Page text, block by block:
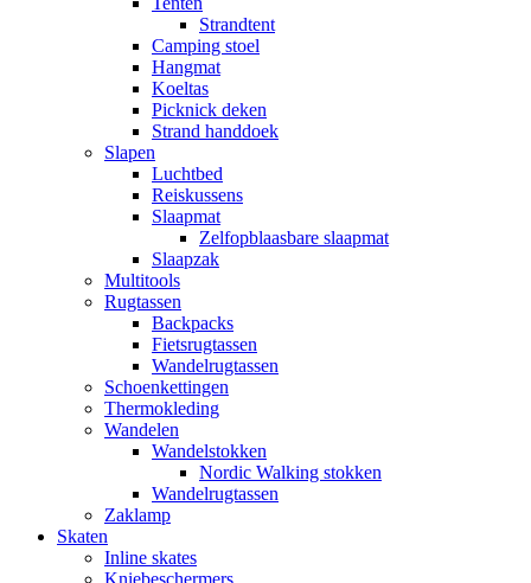
Strandtent
Camping stoel
Hangmat
Koeltas
Picknick deken
Strand handdoek
Slapen
Luchtbed
Reiskussens
Slaapmat
Zelfopblaasbare slaapmat
Slaapzak
Multitools
Rugtassen
Backpacks
Fietsrugtassen
Wandelrugtassen
Schoenkettingen
Thermokleding
Wandelen
Wandelstokken
Nordic Walking stokken
Wandelrugtassen
Zaklamp
Skaten
Inline skates
Kniebeschermers